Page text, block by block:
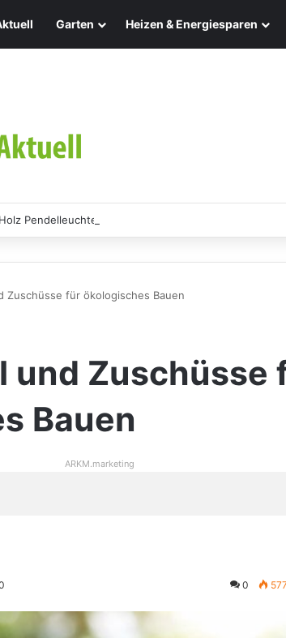
Garten Heizen & Energiesparen
Holz Pendelleuchten: Eleganz und Nachhaltigkeit für Ihr
Zuschüsse für ökologisches Bauen
und Zuschüsse
Bauen
ARKM.marketing
0